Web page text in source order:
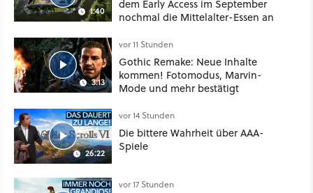
1:40
dem Early Access im September
nochmal die Mittelalter-Essen an
3:13
vor 11 Stunden
Gothic Remake: Neue Inhalte
kommen! Fotomodus, Marvin-
Mode und mehr bestätigt
26:22
vor 14 Stunden
Die bittere Wahrheit über AAA-
Spiele
vor 17 Stunden